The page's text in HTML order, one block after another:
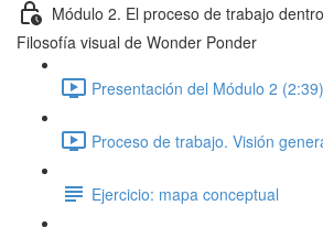
Módulo 2. El proceso de trabajo
Filosofía visual de Wonder Ponder
Presentación del Módulo 2 (2:39)
Proceso de trabajo. Visión
Ejercicio: mapa conceptual